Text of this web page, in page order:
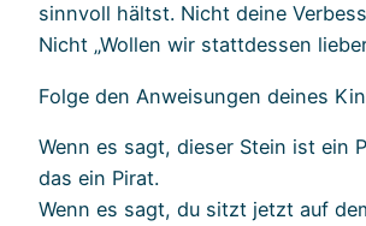
sinnvoll hältst. Nicht deine
Nicht „Wollen wir stattdessen
Folge den Anweisungen deines
Wenn es sagt, dieser Stein ist ein
das ein Pirat.
Wenn es sagt, du sitzt jetzt auf